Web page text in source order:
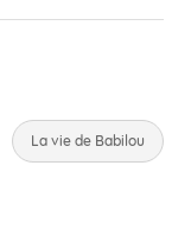
La vie de Babilou